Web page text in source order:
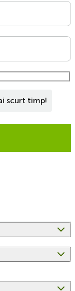
scurt timp!